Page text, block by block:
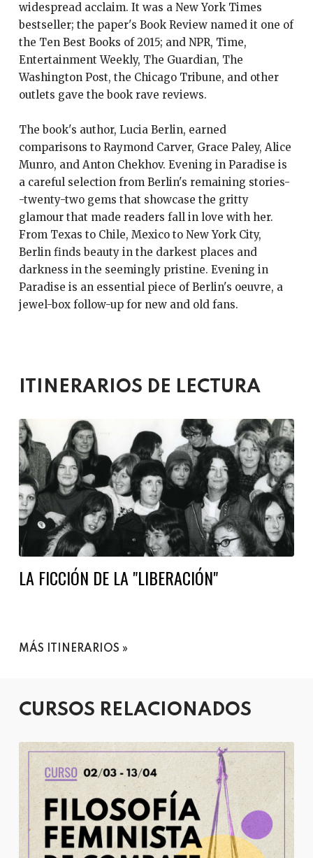
widespread acclaim. It was a New York Times
bestseller; the paper's Book Review named it one of
the Ten Best Books of 2015; and NPR, Time,
Entertainment Weekly, The Guardian, The
Washington Post, the Chicago Tribune, and other
outlets gave the book rave reviews.
The book's author, Lucia Berlin, earned
comparisons to Raymond Carver, Grace Paley, Alice
Munro, and Anton Chekhov. Evening in Paradise is
a careful selection from Berlin's remaining stories-
-twenty-two gems that showcase the gritty
glamour that made readers fall in love with her.
From Texas to Chile, Mexico to New York City,
Berlin finds beauty in the darkest places and
darkness in the seemingly pristine. Evening in
Paradise is an essential piece of Berlin's oeuvre, a
jewel-box follow-up for new and old fans.
ITINERARIOS DE LECTURA
LA FICCIÓN DE LA "LIBERACIÓN"
MÁS ITINERARIOS
CURSOS RELACIONADOS